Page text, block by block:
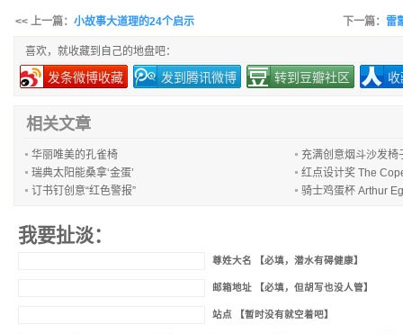
<< 上一篇： 小故事大道理的24个启示 下一篇： 雷
喜欢，就收藏到自己的地盘吧：
发条微博收藏 发到腾讯微博 转到豆瓣社区
相关文章
华丽唯美的孔雀椅
充满创意烟斗沙发椅
瑞典太阳能桑拿‘金蛋’
红点设计奖 The
订书钉创意“红色警报”
骑士鸡蛋杯 Arthur
我要扯淡：
尊姓大名 【必填，潜水有碍健康】
邮箱地址 【必填，但胡写也没人管】
站点 【暂时没有就空着吧】